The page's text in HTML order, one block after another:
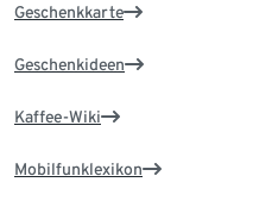
Geschenkkarte
Geschenkideen
Kaffee-Wiki
Mobilfunklexikon